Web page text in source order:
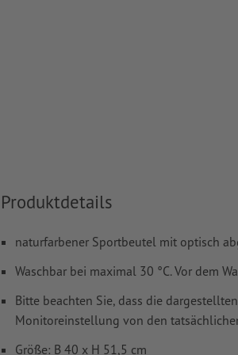
Produktdetails
naturfarbener Sportbeutel mit optisch
Waschbar bei maximal 30 °C. Vor dem
Bitte beachten Sie, dass die
Monitoreinstellung von den
Größe: B 40 x H 51,5 cm